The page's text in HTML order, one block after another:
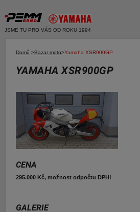
JSME TU PRO VÁS OD ROKU 1994
Produkty
Motocykly
Čtyři kola
Čtyřkolky
Bazar moto
Domů >Bazar moto>Yamaha XSR900GP
YAMAHA XSR900GP
GALERIE
CENA
295.000 Kč, možnost odpočtu DPH!